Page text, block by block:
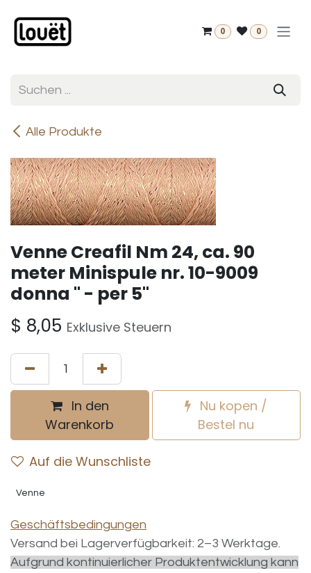
0 0
Alle Produkte
Venne Creafil Nm 24, ca. 90
meter Minispule nr. 10-9009
donna " - per 5"
$ 8,05 Exklusive Steuern
In den
Warenkorb
Nu kopen /
Bestel nu
Auf die Wunschliste
Venne
Geschäftsbedingungen
Versand bei Lagerverfügbarkeit: 2–3 Werktage.
Aufgrund kontinuierlicher Produktentwicklung kann